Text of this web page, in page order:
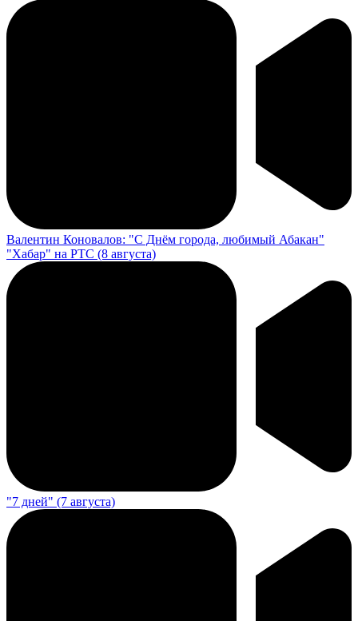
Валентин Коновалов: "С Днём города, любимый Абакан"
"Хабар" на РТС (8 августа)
"7 дней" (7 августа)